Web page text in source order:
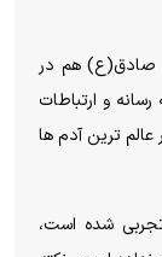
صادق(ع) هم در
و ارتباطات
ترین آدم ها
شده است،